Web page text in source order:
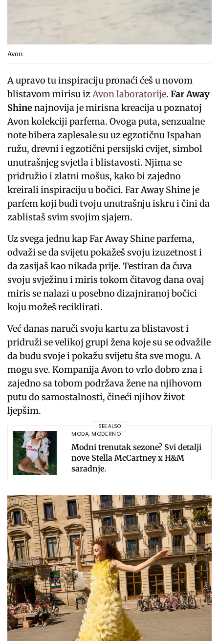
Avon
A upravo tu inspiraciju pronaći ćeš u novom
blistavom mirisu izAvon laboratorije.Far Away
Shinenajnovija je mirisna kreacija u poznatoj
Avon kolekciji parfema. Ovoga puta, senzualne
note bibera zaplesale su uz egzotičnu Ispahan
ružu, drevni i egzotični persijski cvijet, simbol
unutrašnjeg svjetla i blistavosti. Njima se
pridružio i zlatni mošus, kako bi zajedno
kreirali inspiraciju u bočici. Far Away Shine je
parfem koji budi tvoju unutrašnju iskru i čini da
zablistaš svim svojim sjajem.
Uz svega jednu kap Far Away Shine parfema,
odvaži se da svijetu pokažeš svoju izuzetnost i
da zasijaš kao nikada prije. Testiran da čuva
svoju svježinu i miris tokom čitavog dana ovaj
miris se nalazi u posebno dizajniranoj bočici
koju možeš reciklirati.
Već danas naruči svoju kartu za blistavost i
pridruži se velikoj grupi žena koje su se odvažile
da budu svoje i pokažu svijetu šta sve mogu. A
mogu sve. Kompanija Avon to vrlo dobro zna i
zajedno sa tobom podržava žene na njihovom
putu do samostalnosti, čineći njihov život
ljepšim.
SEE ALSO
MODA,MODERNO
Modni trenutak sezone? Svi detalji
nove Stella McCartney x H&M
saradnje.